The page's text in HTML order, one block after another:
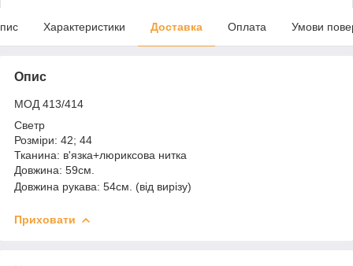
Характеристики Доставка Оплата Умови
Опис
МОД 413/414
Светр
Розміри: 42; 44
Тканина: в'язка+люриксова нитка
Довжина: 59см.
Довжина рукава: 54см. (від вирізу)
Приховати